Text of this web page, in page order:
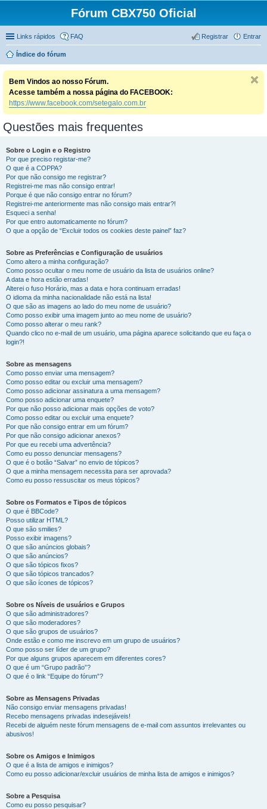
Fórum CBX750 Oficial
Links rápidos FAQ Entrar
Registrar
Índice do fórum
Bem Vindos ao nosso Fórum.
Acesse também a nossa página do FACEBOOK:
https://www.facebook.com/setegalo.com.br
Questões mais frequentes
Sobre o Login e o Registro
Por que preciso registar-me?
O que é a COPPA?
Por que não consigo me registrar?
Registrei-me mas não consigo entrar!
Porque é que não consigo entrar no fórum?
Registrei-me anteriormente mas não consigo mais entrar?!
Esqueci a senha!
Por que entro automaticamente no fórum?
O que a opção de “Excluir todos os cookies deste painel” faz?
Sobre as Preferências e Configuração de usuários
Como altero a minha configuração?
Como posso ocultar o meu nome de usuário da lista de usuários online?
A data e hora estão erradas!
Alterei o fuso Horário, mas a data e hora continuam erradas!
O idioma da minha nacionalidade não está na lista!
O que são as imagens ao lado do meu nome de usuário?
Como posso exibir uma imagem junto ao meu nome de usuário?
Como posso alterar o meu rank?
Quando clico no e-mail de um usuário, uma página aparece solicitando que eu faça o
login?!
Sobre as mensagens
Como posso enviar uma mensagem?
Como posso editar ou excluir uma mensagem?
Como posso adicionar assinatura a uma mensagem?
Como posso adicionar uma enquete?
Por que não posso adicionar mais opções de voto?
Como posso editar ou excluir uma enquete?
Por que não consigo entrar em um fórum?
Por que não consigo adicionar anexos?
Por que eu recebi uma advertência?
Como eu posso denunciar mensagens?
O que é o botão “Salvar” no envio de tópicos?
O que a minha mensagem necessita para ser aprovada?
Como eu posso ressuscitar os meus tópicos?
Sobre os Formatos e Tipos de tópicos
O que é BBCode?
Posso utilizar HTML?
O que são smilies?
Posso exibir imagens?
O que são anúncios globais?
O que são anúncios?
O que são tópicos fixos?
O que são tópicos trancados?
O que são ícones de tópicos?
Sobre os Níveis de usuários e Grupos
O que são administradores?
O que são moderadores?
O que são grupos de usuários?
Onde estão e como me inscrevo em um grupo de usuários?
Como posso ser líder de um grupo?
Por que alguns grupos aparecem em diferentes cores?
O que é um “Grupo padrão”?
O que é o link “Equipe do fórum”?
Sobre as Mensagens Privadas
Não consigo enviar mensagens privadas!
Recebo mensagens privadas indesejáveis!
Recebi de alguém neste fórum mensagens de e-mail com assuntos irrelevantes ou
abusivos!
Sobre os Amigos e Inimigos
O que é a lista de amigos e inimigos?
Como eu posso adicionar/excluir usuários de minha lista de amigos e inimigos?
Sobre a Pesquisa
Como eu posso pesquisar?